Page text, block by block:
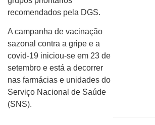
recomendados pela DGS.
A campanha de vacinação
sazonal contra a gripe e a
covid-19 iniciou-se em 23 de
setembro e está a decorrer
nas farmácias e unidades do
Serviço Nacional de Saúde
(SNS).